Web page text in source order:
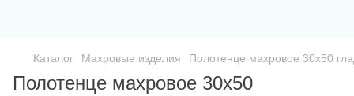
Каталог Махровые изделия Полотенце махровое 30х50
Полотенце махровое 30х50